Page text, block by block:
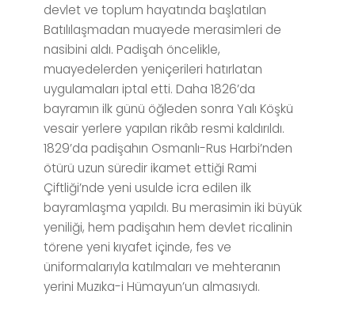
devlet ve toplum hayatında başlatılan
Batılılaşmadan muayede merasimleri de
nasibini aldı. Padişah öncelikle,
muayedelerden yeniçerileri hatırlatan
uygulamaları iptal etti. Daha 1826’da
bayramın ilk günü öğleden sonra Yalı Köşkü
vesair yerlere yapılan rikâb resmi kaldırıldı.
1829’da padişahın Osmanlı-Rus Harbi’nden
ötürü uzun süredir ikamet ettiği Rami
Çiftliği’nde yeni usulde icra edilen ilk
bayramlaşma yapıldı. Bu merasimin iki büyük
yeniliği, hem padişahın hem devlet ricalinin
törene yeni kıyafet içinde, fes ve
üniformalarıyla katılmaları ve mehteranın
yerini Muzıka-i Hümayun’un almasıydı.